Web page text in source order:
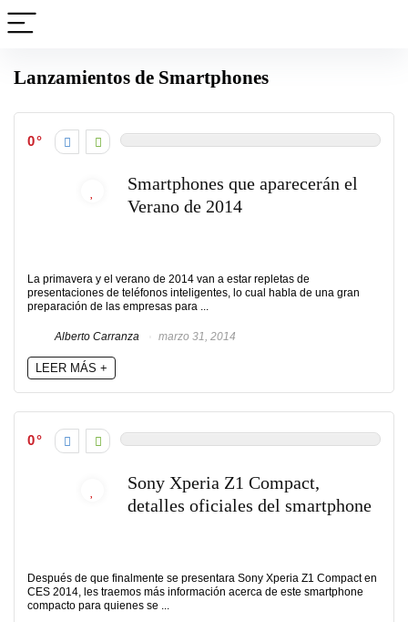
Lanzamientos de Smartphones
0
Smartphones que aparecerán el
Verano de 2014
La primavera y el verano de 2014 van a estar repletas de
presentaciones de teléfonos inteligentes, lo cual habla de una gran
preparación de las empresas para ...
Alberto Carranza marzo 31, 2014
LEER MÁS +
0
Sony Xperia Z1 Compact,
detalles oficiales del smartphone
Después de que finalmente se presentara Sony Xperia Z1 Compact en
CES 2014, les traemos más información acerca de este smartphone
compacto para quienes se ...